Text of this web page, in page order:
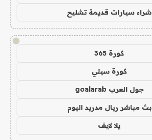
شراء سيارات قديمة تشليح
!
كورة 365
كورة سيتي
جول العرب goalarab
بث مباشر ريال مدريد اليوم
يلا لايف